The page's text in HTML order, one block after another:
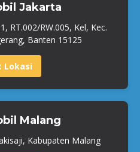
Jakarta
RT.002/RW.005, Kel, Kec.
Banten 15125
Lokasi
Malang
Kabupaten Malang